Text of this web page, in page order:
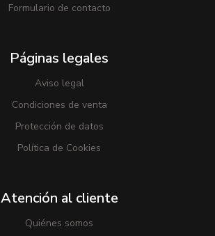
Formulario de contacto
Páginas legales
Aviso legal
Condiciones de venta
Protección de datos
Política de Cookies
Atención al cliente
Quiénes somos